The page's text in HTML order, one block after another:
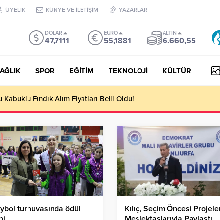
ÜYELİK KÜNYE VE İLETİŞİM YAZARLAR
DOLAR
47,7111
EURO
55,1881
ALTIN
6.660,55
SPOR EĞİTİM TEKNOLOJİ KÜLTÜR
Her Gün 4 Bin 898 Kişiye Sıcak Yemek Ulaştırıyor!
turnuvasında ödül
Kılıç, Seçim Öncesi